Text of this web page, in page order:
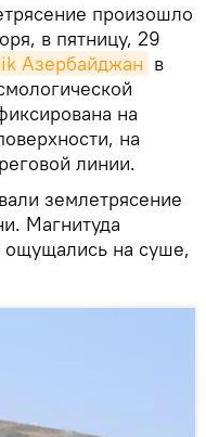
произошло
в пятницу, 29
Азербайджан в
на
на
линии.
землетрясение
Магнитуда
ощущались на суше,